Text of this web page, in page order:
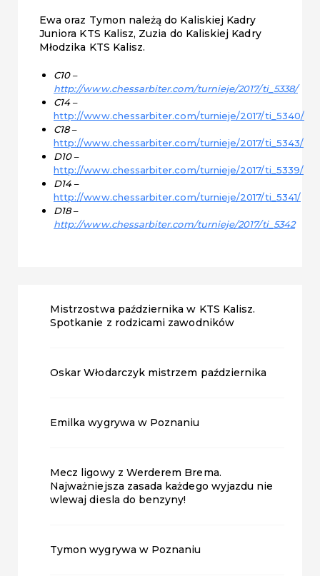
Ewa oraz Tymon należą do Kaliskiej Kadry
Juniora KTS Kalisz, Zuzia do Kaliskiej Kadry
Młodzika KTS Kalisz.
C10 –
http://www.chessarbiter.com/turnieje/2017/ti_5338/
C14 –
http://www.chessarbiter.com/turnieje/2017/ti_5340/
C18 –
http://www.chessarbiter.com/turnieje/2017/ti_5343/
D10 –
http://www.chessarbiter.com/turnieje/2017/ti_5339/
D14 –
http://www.chessarbiter.com/turnieje/2017/ti_5341/
D18 –
http://www.chessarbiter.com/turnieje/2017/ti_5342
Mistrzostwa października w KTS Kalisz.
Spotkanie z rodzicami zawodników
Oskar Włodarczyk mistrzem października
Emilka wygrywa w Poznaniu
Mecz ligowy z Werderem Brema.
Najważniejsza zasada każdego wyjazdu nie
wlewaj diesla do benzyny!
Tymon wygrywa w Poznaniu